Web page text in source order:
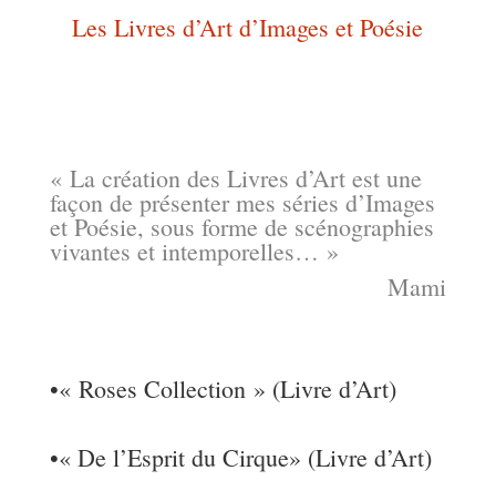
Les Livres d’Art d’Images et Poésie
« La création des Livres d’Art est une
façon de présenter mes séries d’Images
et Poésie, sous forme de scénographies
vivantes et intemporelles… »
Mami
•« Roses Collection » (Livre d’Art)
•« De l’Esprit du Cirque» (Livre d’Art)